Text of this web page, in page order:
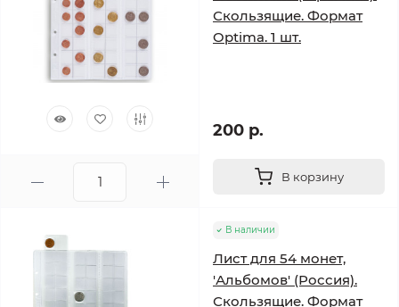
Скользящие. Формат
Optima. 1 шт.
200 р.
В корзину
В наличии
Лист для 54 монет,
'Альбомов' (Россия).
Скользящие. Формат